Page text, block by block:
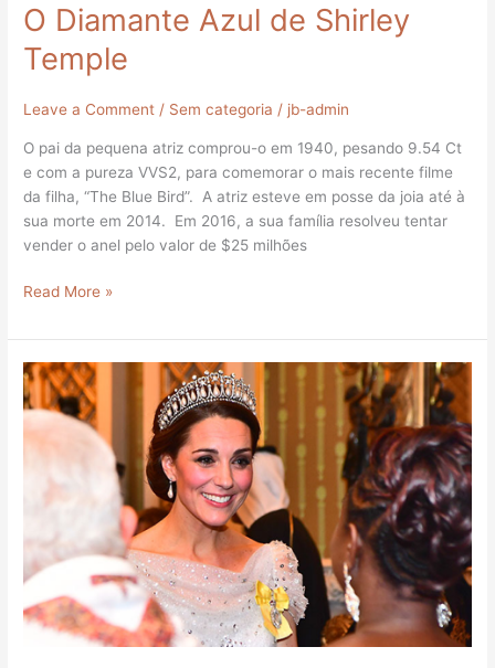
O Diamante Azul de Shirley
Temple
Leave a Comment / Sem categoria / jb-admin
O pai da pequena atriz comprou-o em 1940, pesando 9.54 Ct
e com a pureza VVS2, para comemorar o mais recente filme
da filha, “The Blue Bird”. A atriz esteve em posse da joia até à
sua morte em 2014. Em 2016, a sua família resolveu tentar
vender o anel pelo valor de $25 milhões
Read More »
MELLERIO
–
JÓIAS
PARA
RAINHAS